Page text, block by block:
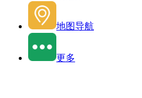
地图导航
更多